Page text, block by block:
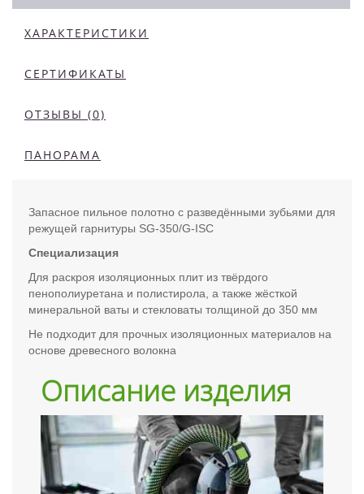
ХАРАКТЕРИСТИКИ
СЕРТИФИКАТЫ
ОТЗЫВЫ (0)
ПАНОРАМА
Запасное пильное полотно с разведёнными зубьями для
режущей гарнитуры SG-350/G-ISC
Специализация
Для раскроя изоляционных плит из твёрдого
пенополиуретана и полистирола, а также жёсткой
минеральной ваты и стекловаты толщиной до 350 мм
Hе подходит для прочных изоляционных материалов на
основе древесного волокна
Описание изделия